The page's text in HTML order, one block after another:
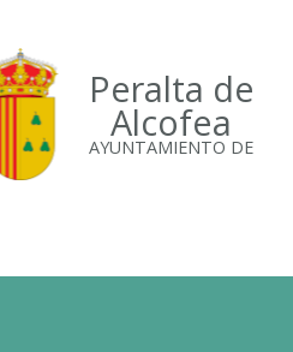
Peralta de
Alcofea
AYUNTAMIENTO DE